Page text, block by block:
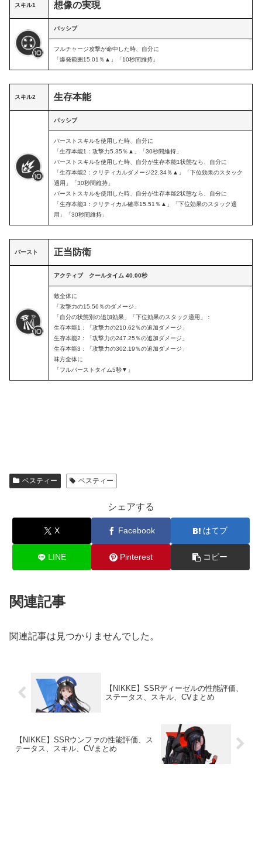
スキル1 想像の実現
パッシブ
フルチャージ攻撃が命中した時、自分に
「爆発範囲15.01％▲」「10秒間維持」
スキル2 生存本能
パッシブ
バーストスキルを使用した時、自分に
「生存本能1：攻撃力5.35％▲」「30秒間維持」
バーストスキルを使用した時、自分が生存本能1状態なら、自分に
「生存本能2：クリティカルダメージ22.34％▲」「下位効果のスタック
適用」「30秒間維持」
バーストスキルを使用した時、自分が生存本能2状態なら、自分に
「生存本能3：クリティカル確率15.51％▲」「下位効果のスタック適
用」「30秒間維持」
バースト 正当防衛
アクティブ クールタイム 40.00秒
敵全体に
「攻撃力の15.56％のダメージ」
「自分の状態別の追加効果」「下位効果のスタック適用」：
生存本能1：「攻撃力の210.62％の追加ダメージ」
生存本能2：「攻撃力の247.25％の追加ダメージ」
生存本能3：「攻撃力の302.19％の追加ダメージ」
味方全体に
「フルバーストタイム5秒▼」
ベスティー ベスティー
シェアする
X Facebook はてブ
LINE Pinterest コピー
関連記事
関連記事は見つかりませんでした。
【NIKKE】SSRディーゼルの性能評価、
ステータス、スキル、CVまとめ
【NIKKE】SSRウンファの性能評価、ス
テータス、スキル、CVまとめ